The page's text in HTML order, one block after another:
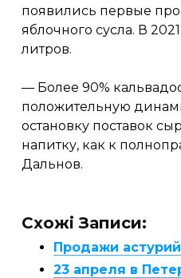
появились первые
яблочного сусла. В
литров.
— Более 90%
положительную
остановку поставок
напитку, как к
Дальнов.
Схожі Записи:
Продажи
23 апреля в